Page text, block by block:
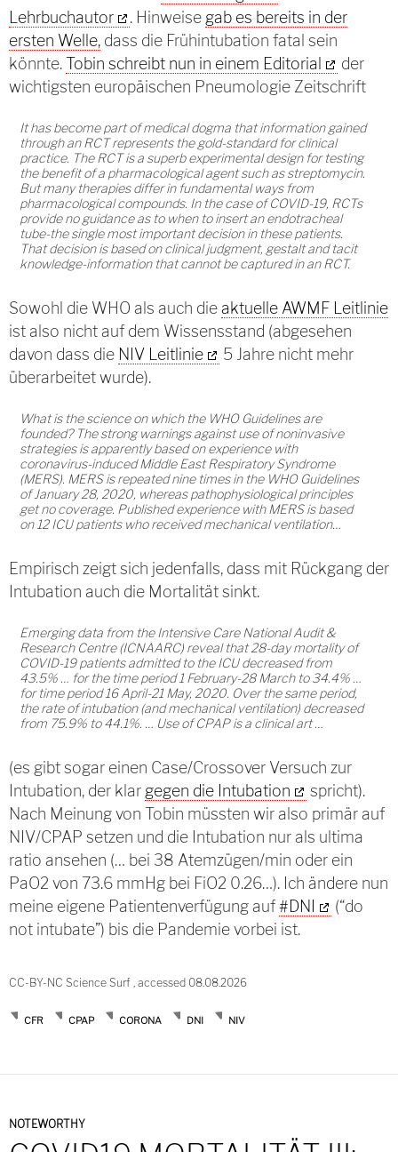
Lehrbuchautor
. Hinweise gab es bereits in der
ersten Welle, dass die Frühintubation fatal sein
könnte.Tobin schreibt nun in einem Editorial
der
wichtigsten europäischen Pneumologie Zeitschrift
It has become part of medical dogma that information gained
through an RCT represents the gold-standard for clinical
practice. The RCT is a superb experimental design for testing
the benefit of a pharmacological agent such as streptomycin.
But many therapies differ in fundamental ways from
pharmacological compounds. In the case of COVID-19, RCTs
provide no guidance as to when to insert an endotracheal
tube-the single most important decision in these patients.
That decision is based on clinical judgment, gestalt and tacit
knowledge-information that cannot be captured in an RCT.
Sowohl die WHO als auch dieaktuelle AWMF Leitlinie
ist also nicht auf dem Wissensstand (abgesehen
davon dass die NIV Leitlinie
5 Jahre nicht mehr
überarbeitet wurde).
What is the science on which the WHO Guidelines are
founded? The strong warnings against use of noninvasive
strategies is apparently based on experience with
coronavirus-induced Middle East Respiratory Syndrome
(MERS). MERS is repeated nine times in the WHO Guidelines
of January 28, 2020, whereas pathophysiological principles
get no coverage. Published experience with MERS is based
on 12 ICU patients who received mechanical ventilation…
Empirisch zeigt sich jedenfalls, dass mit Rückgang der
Intubation auch die Mortalität sinkt.
Emerging data from the Intensive Care National Audit &
Research Centre (ICNAARC) reveal that 28-day mortality of
COVID-19 patients admitted to the ICU decreased from
43.5% … for the time period 1 February-28 March to 34.4% …
for time period 16 April-21 May, 2020. Over the same period,
the rate of intubation (and mechanical ventilation) decreased
from 75.9% to 44.1%. … Use of CPAP is a clinical art …
(es gibt sogar einen Case/Crossover Versuch zur
Intubation, der klar gegen die Intubation
spricht).
Nach Meinung von Tobin müssten wir also primär auf
NIV/CPAP setzen und die Intubation nur als ultima
ratio ansehen (… bei 38 Atemzügen/min oder ein
PaO2 von 73.6 mmHg bei FiO2 0.26…). Ich ändere nun
meine eigene Patientenverfügung auf#DNI
(“do
not intubate”) bis die Pandemie vorbei ist.
CC-BY-NC Science Surf , accessed 08.08.2026
CFR CPAP CORONA DNI NIV
NOTEWORTHY